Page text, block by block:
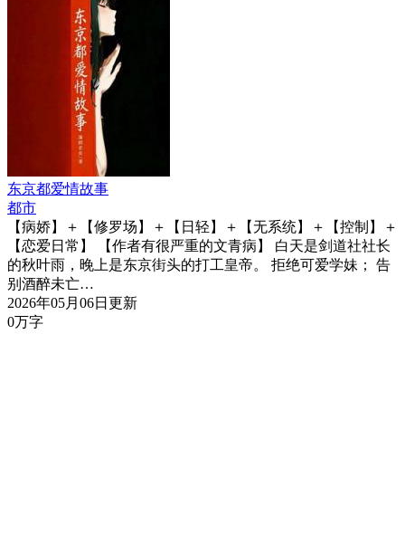
东京都爱情故事
都市
【病娇】＋【修罗场】＋【日轻】＋【无系统】＋【控制】＋
【恋爱日常】 【作者有很严重的文青病】 白天是剑道社社长
的秋叶雨，晚上是东京街头的打工皇帝。 拒绝可爱学妹； 告
别酒醉未亡…
2026年05月06日更新
0万字